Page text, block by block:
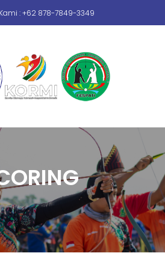
: +62 878-7849-3349